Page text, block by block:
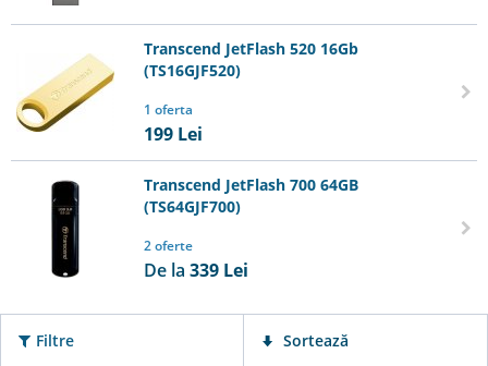
Transcend JetFlash 520 16Gb
(TS16GJF520)
1 oferta
199 Lei
Transcend JetFlash 700 64GB
(TS64GJF700)
2 oferte
De la 339 Lei
Filtre Sortează